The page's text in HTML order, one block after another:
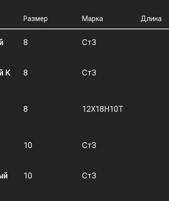
Размер Марка Длина
8 Ст3
К 8 Ст3
8 12Х18Н10Т
10 Ст3
10 Ст3